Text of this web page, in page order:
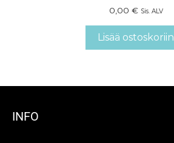
0,00 € Sis. ALV
Lisää ostoskoriin
INFO